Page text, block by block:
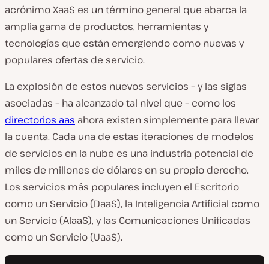
acrónimo XaaS es un término general que abarca la
amplia gama de productos, herramientas y
tecnologías que están emergiendo como nuevas y
populares ofertas de servicio.
La explosión de estos nuevos servicios – y las siglas
asociadas – ha alcanzado tal nivel que – como los
directorios aas ahora existen simplemente para llevar
la cuenta. Cada una de estas iteraciones de modelos
de servicios en la nube es una industria potencial de
miles de millones de dólares en su propio derecho.
Los servicios más populares incluyen el Escritorio
como un Servicio (DaaS), la Inteligencia Artificial como
un Servicio (AIaaS), y las Comunicaciones Unificadas
como un Servicio (UaaS).